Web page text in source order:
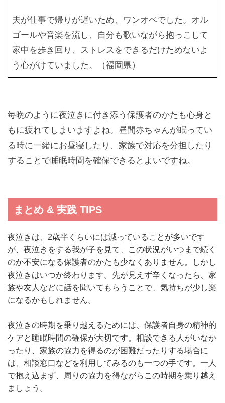
夫が仕事で帰りが遅いため、ワンオペでした。オル
ゴールや音楽を流し、自分も歌いながら抱っこして
家中を歩き回り、ストレスをできるだけためないよ
う心がけていました。（福岡県）
毎晩のように夜泣きに付き添う保護者のかたも心身と
もに疲れてしまいますよね。昼間赤ちゃんが眠ってい
る時に一緒にお昼寝したり、家族で対応を分担したり
することで睡眠時間を確保できるとよいですね。
まとめ & 実践 TIPS
夜泣きは、2歳半くらいには減っていることが多いです
が、夜泣きをする我が子を見て、この状況がいつまで続く
のか不安になる保護者のかたも少なくありません。しかし
夜泣きはいつか終わります。先が見えず辛くなったら、家
族や友人などに話を聞いてもらうことで、気持ちが少し楽
になるかもしれません。
夜泣きの時期を乗り越えるためには、保護者自身の精神的
ケアと睡眠時間の確保が大切です。相談できる人がいなか
ったり、家族の協力を得るのが困難だったりする場合に
は、相談窓口などを利用してみるのも一つの手です。一人
で抱え込まず、周りの協力を得ながらこの時期を乗り越え
ましょう。